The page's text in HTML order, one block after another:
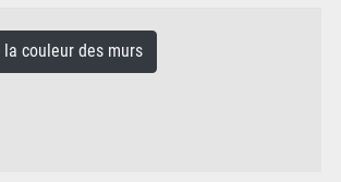
couleur des murs